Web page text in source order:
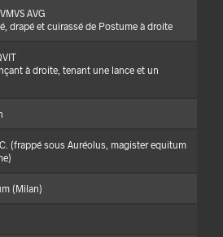
AVG
drapé et cuirassé de Postume à droite
à droite, tenant une lance et un
(frappé sous Auréolus, magister equitum
(Milan)